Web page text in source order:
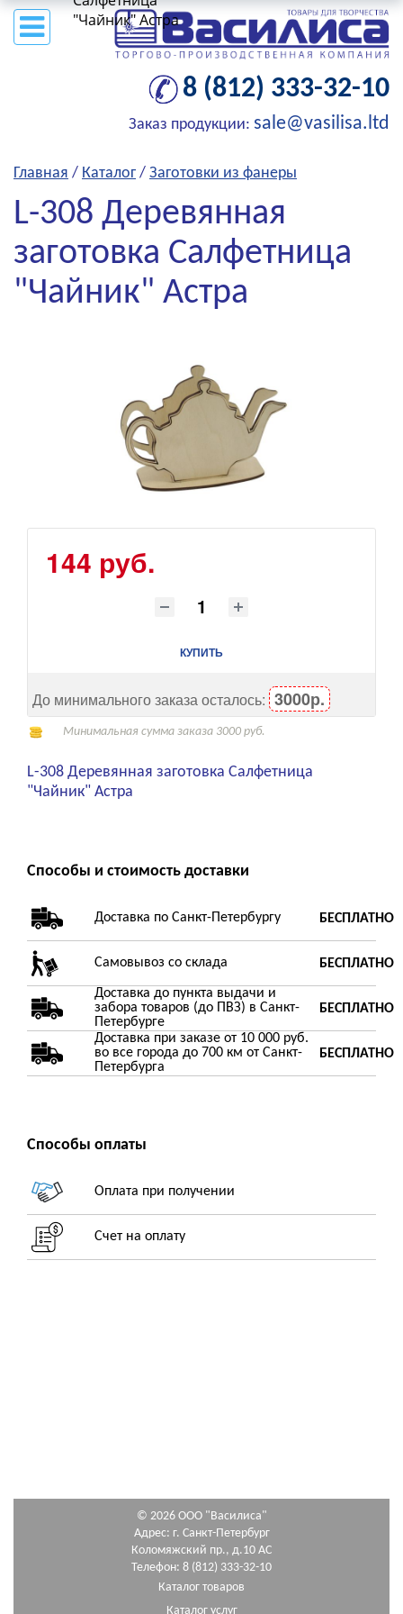
8 (812) 333-32-10
Заказ продукции: sale@vasilisa.ltd
Главная / Каталог / Заготовки из фанеры
L-308 Деревянная
заготовка Салфетница
"Чайник" Астра
144 руб.
КУПИТЬ
До минимального заказа осталось: 3000р.
Минимальная сумма заказа 3000 руб.
L-308 Деревянная заготовка Салфетница
"Чайник" Астра
Способы и стоимость доставки
Доставка по Санкт-Петербургу БЕСПЛАТНО
Самовывоз со склада БЕСПЛАТНО
Доставка до пункта выдачи и
забора товаров (до ПВЗ) в Санкт-
Петербурге
БЕСПЛАТНО
Доставка при заказе от 10 000 руб.
во все города до 700 км от Санкт-
Петербурга
БЕСПЛАТНО
Способы оплаты
Оплата при получении
Счет на оплату
"Чайник" Астра
© 2026 ООО "Василиса"
Адрес: г. Санкт-Петербург
Коломяжский пр., д.10 АС
Телефон: 8 (812) 333-32-10
Каталог товаров
Каталог услуг